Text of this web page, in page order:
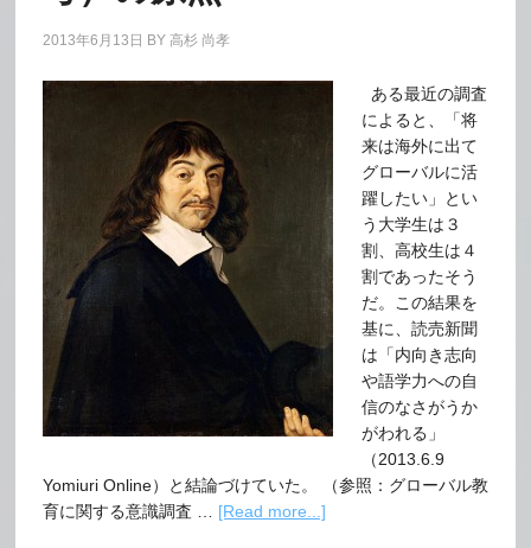
2013年6月13日 BY 高杉 尚孝
ある最近の調査
によると、「将
来は海外に出て
グローバルに活
躍したい」とい
う大学生は３
割、高校生は４
割であったそう
だ。この結果を
基に、読売新聞
は「内向き志向
や語学力への自
信のなさがうか
がわれる」
（2013.6.9
Yomiuri Online）と結論づけていた。 （参照：グローバル教
育に関する意識調査 … [Read more...]